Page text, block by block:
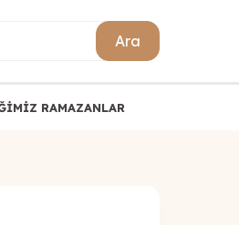
Ara
RAMAZANLAR